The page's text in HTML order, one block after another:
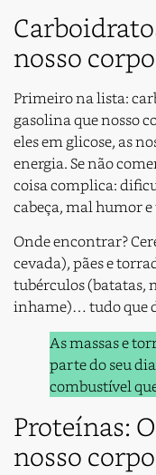
nosso corpo
Primeiro na lista:
gasolina que nosso
eles em glicose, as
energia. Se não
coisa complica:
cabeça, mal humor
Onde encontrar?
cevada), pães e
tubérculos (batatas,
inhame)… tudo que
As massas e
parte do seu
combustível
Proteínas:
nosso corpo